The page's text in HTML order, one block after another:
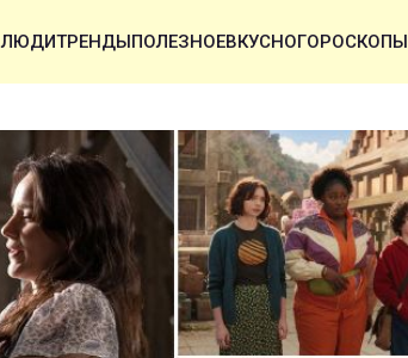
ЛЮДИТРЕНДЫПОЛЕЗНОЕВКУСНОГОРОСКОПЫ